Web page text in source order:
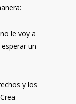
le voy a
un
y los